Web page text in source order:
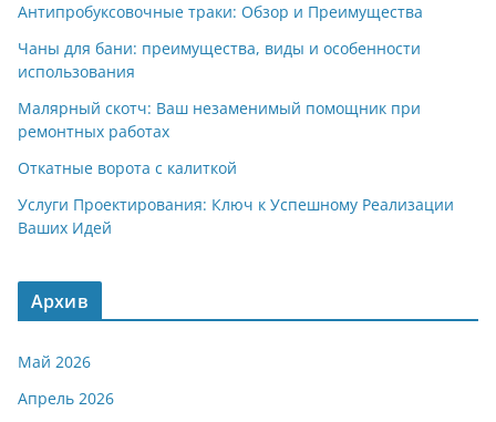
Антипробуксовочные траки: Обзор и Преимущества
Чаны для бани: преимущества, виды и особенности
использования
Малярный скотч: Ваш незаменимый помощник при
ремонтных работах
Откатные ворота с калиткой
Услуги Проектирования: Ключ к Успешному Реализации
Ваших Идей
Архив
Май 2026
Апрель 2026